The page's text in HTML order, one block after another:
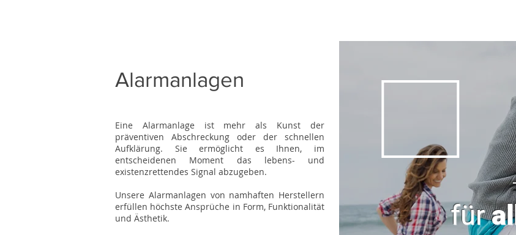
Alarmanlagen
Eine Alarmanlage ist mehr als Kunst der
präventiven Abschreckung oder der schnellen
Aufklärung. Sie ermöglicht es Ihnen, im
entscheidenen Moment das lebens- und
existenzrettendes Signal abzugeben.
Unsere Alarmanlagen von namhaften Herstellern
erfüllen höchste Ansprüche in Form, Funktionalität
und Ästhetik.
für